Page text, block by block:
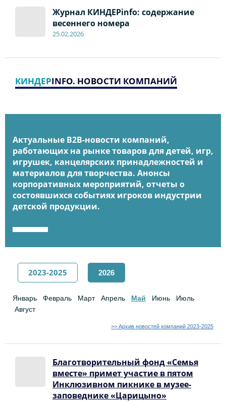
Журнал КИНДЕРinfo: содержание
весеннего номера
25.02.2026
КИНДЕРINFO. НОВОСТИ КОМПАНИЙ
Актуальные B2B-новости компаний,
работающих на рынке товаров для детей, игр,
игрушек, канцелярских принадлежностей и
материалов для творчества. Анонсы
корпоративных мероприятий, отчеты о
состоявшихся событиях игроков индустрии
детской продукции.
2023-2025 2026
Январь Февраль Март Апрель Май Июнь
Июль
Август
>> Архив новостей компаний 2023-2025
Благотворительный фонд «Семья
вместе» примет участие в пятом
Инклюзивном пикнике в музее-
заповеднике «Царицыно»